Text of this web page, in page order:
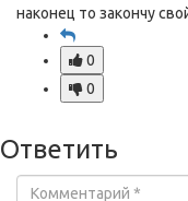
наконец то закончу
0
0
Ответить